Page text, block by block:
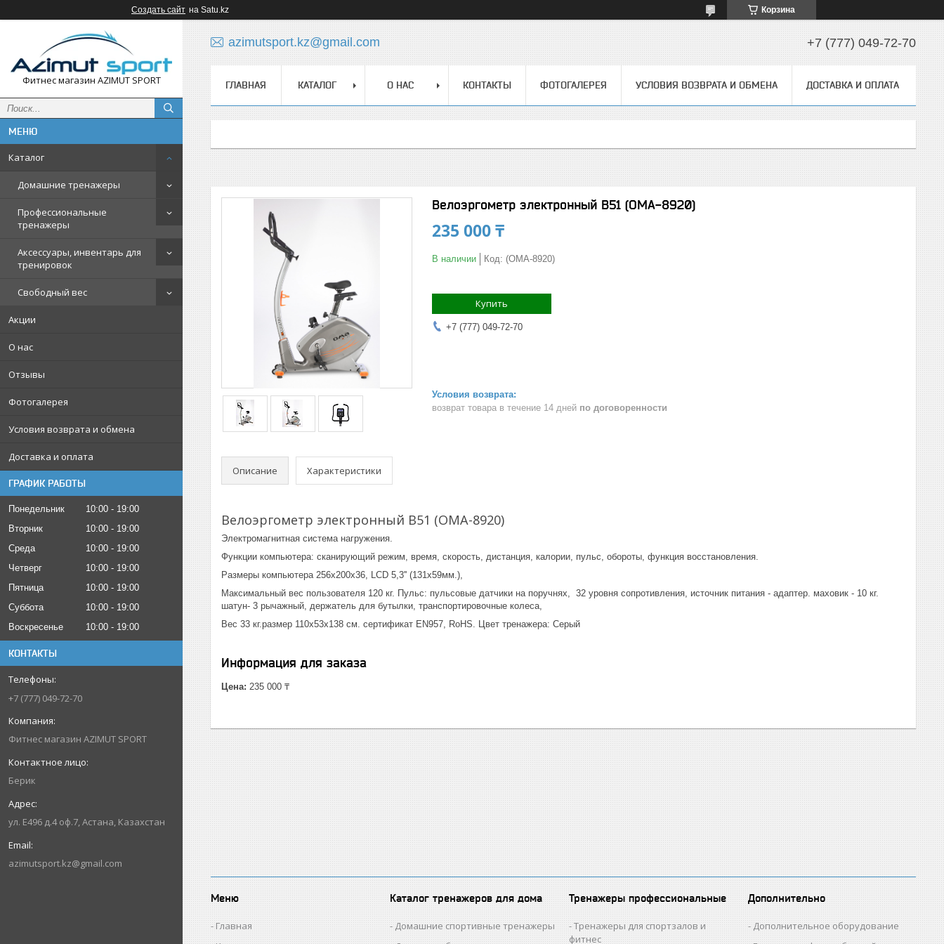
Создать сайт на Satu.kz Корзина
Фитнес магазин AZIMUT SPORT
Каталог
Домашние тренажеры
Профессиональные
тренажеры
Аксессуары, инвентарь для
тренировок
Свободный вес
Акции
О нас
Отзывы
Фотогалерея
Условия возврата и обмена
Доставка и оплата
ГРАФИК РАБОТЫ
Понедельник 10:00
19:00
Вторник
10:00
19:00
Среда
10:00
19:00
Четверг
10:00
19:00
Пятница
10:00
19:00
Суббота
10:00
19:00
Воскресенье
10:00 19:00
КОНТАКТЫ
+7 (777) 049-72-70
Фитнес магазин AZIMUT SPORT
Берик
ул. Е496 д.4 оф.7, Астана, Казахстан
azimutsport.kz@gmail.com
azimutsport.kz@gmail.com +7 (777) 049-72-70
ГЛАВНАЯ КАТАЛОГ О НАС КОНТАКТЫ ФОТОГАЛЕРЕЯ УСЛОВИЯ ВОЗВРАТА И ОБМЕНА ДОСТАВКА И ОПЛАТА
Велоэргометр электронный B51 (OMA-8920)
235 000 ₸
В наличии Код: (OMA-8920)
Купить
+7 (777) 049-72-70
возврат товара в течение 14 дней по договоренности
Описание Характеристики
Велоэргометр электронный B51 (OMA-8920)
Электромагнитная система нагружения.
Функции компьютера: сканирующий режим, время, скорость, дистанция, калории, пульс, обороты, функция восстановления.
Размеры компьютера 256х200х36, LCD 5,3'' (131х59мм.),
Максимальный вес пользователя 120 кг. Пульс: пульсовые датчики на поручнях, 32 уровня сопротивления, источник питания - адаптер. маховик - 10 кг.
шатун- 3 рычажный, держатель для бутылки, транспортировочные колеса,
Вес 33 кг.размер 110х53х138 см. сертификат EN957, RoHS. Цвет тренажера: Серый
Информация для заказа
Цена: 235 000 ₸
Меню
Главная
Каталог тренажеров для дома
Домашние спортивные тренажеры
Тренажеры профессиональные
Тренажеры для спортзалов и
фитнес
Дополнительно
Дополнительное оборудование